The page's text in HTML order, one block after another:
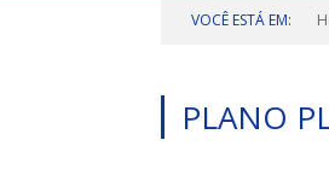
VOCÊ ESTÁ EM:
PLANO